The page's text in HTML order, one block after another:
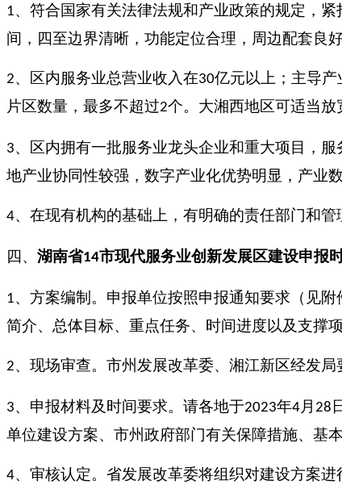
1、符合国家有关法律法规和产业政策的规定，
间，四至边界清晰，功能定位合理，周边配套良
2、区内服务业总营业收入在30亿元以上；主导
片区数量，最多不超过2个。大湘西地区可适当放
3、区内拥有一批服务业龙头企业和重大项目，
地产业协同性较强，数字产业化优势明显，产业
4、在现有机构的基础上，有明确的责任部门和
四、 湖南省14市现代服务业创新发展区建设申报
1、方案编制。申报单位按照申报通知要求（见附
简介、总体目标、重点任务、时间进度以及支撑
2、现场审查。市州发展改革委、湘江新区经发
3、申报材料及时间要求。请各地于2023年4 月 28
单位建设方案、市州政府部门有关保障措施、基
4、审核认定。省发展改革委将组织对建设方案